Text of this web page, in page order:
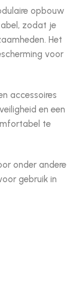
opbouw
zodat je
Het
voor
accessoires
en een
te
onder andere
gebruik in